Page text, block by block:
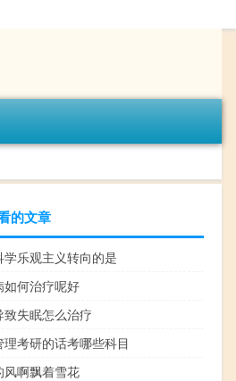
的文章
学乐观主义转向的是
如何治疗呢好
致失眠怎么治疗
理考研的话考哪些科目
风啊飘着雪花